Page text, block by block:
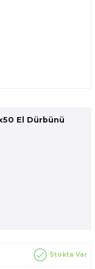
El Dürbünü
Stokta Var